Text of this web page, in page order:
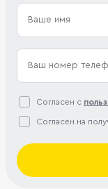
Согласен с
Согласен на